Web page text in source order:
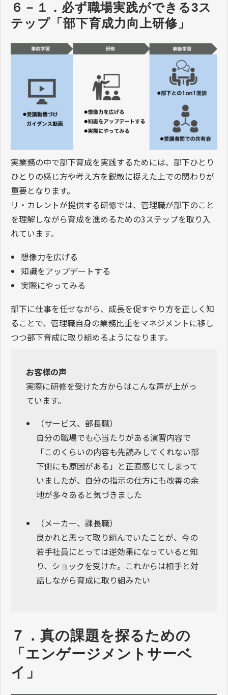
６－１．必ず職場実践ができる3ス
テップ「部下育成力向上研修」
実業務の中で部下育成を実践するためには、部下ひとり
ひとりの感じ方や考え方を鋭敏に捉えた上での関わりが
重要となります。
リ・カレントが提供する研修では、管理職が部下のこと
を理解しながら育成を進めるための3ステップを取り入
れています。
想像力を広げる
知識をアップデートする
実際にやってみる
部下に仕事を任せながら、成長を促すやり方を正しく知
ることで、管理職自身の業務比重をマネジメントに移し
つつ部下育成に取り組めるようになります。
お客様の声
実際に研修を受けた方からはこんな声が上がっ
ています。
（サービス、部長職）
自分の職場でも心当たりがある演習内容で
「このくらいの内容も先読みしてくれない部
下側にも原因がある」と正直感じてしまって
いましたが、自分の指示の仕方にも改善の余
地が多々あると気づきました
（メーカー、課長職）
良かれと思って取り組んでいたことが、今の
若手社員にとっては逆効果になっていると知
り、ショックを受けた。これからは相手と対
話しながら育成に取り組みたい
７．真の課題を探るための
「エンゲージメントサーベ
イ」